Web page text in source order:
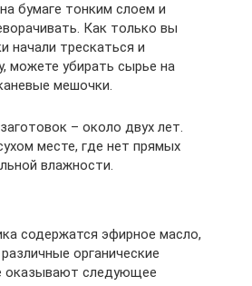
бумаге тонким слоем и
Как только вы
начали трескаться и
можете убирать сырье на
мешочки.
– около двух лет.
месте, где нет прямых
влажности.
содержатся эфирное масло,
органические
оказывают следующее